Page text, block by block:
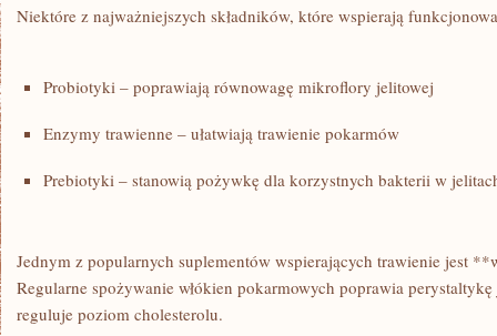
Niektóre ​z najważniejszych składników, które wspierają
Probiotyki – poprawiają równowagę mikroflory jelitowej
Enzymy ‌trawienne – ułatwiają trawienie ⁢pokarmów
Prebiotyki – stanowią pożywkę dla korzystnych bakterii w⁢
Jednym z popularnych⁢ suplementów wspierających ⁤trawienie jest
Regularne spożywanie‌ włókien pokarmowych poprawia
reguluje poziom cholesterolu.